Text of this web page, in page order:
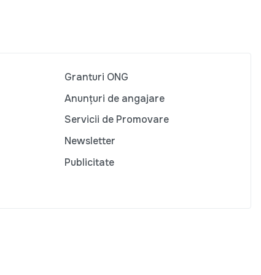
Granturi ONG
Anunțuri de angajare
Servicii de Promovare
Newsletter
Publicitate